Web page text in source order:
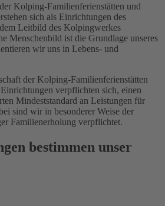
Kolping-Familienferienstätten und
sich als Einrichtungen des
Leitbild des Kolpingwerkes
Menschenbild ist die Grundlage unseres
wir uns in Lebens- und
der Kolping-Familienferienstätten
Einrichtungen verpflichten sich, einen
Mindeststandard an Leistungen für
sind wir in besonderer Weise der
Familienerholung verpflichtet.​
bestimmen unser